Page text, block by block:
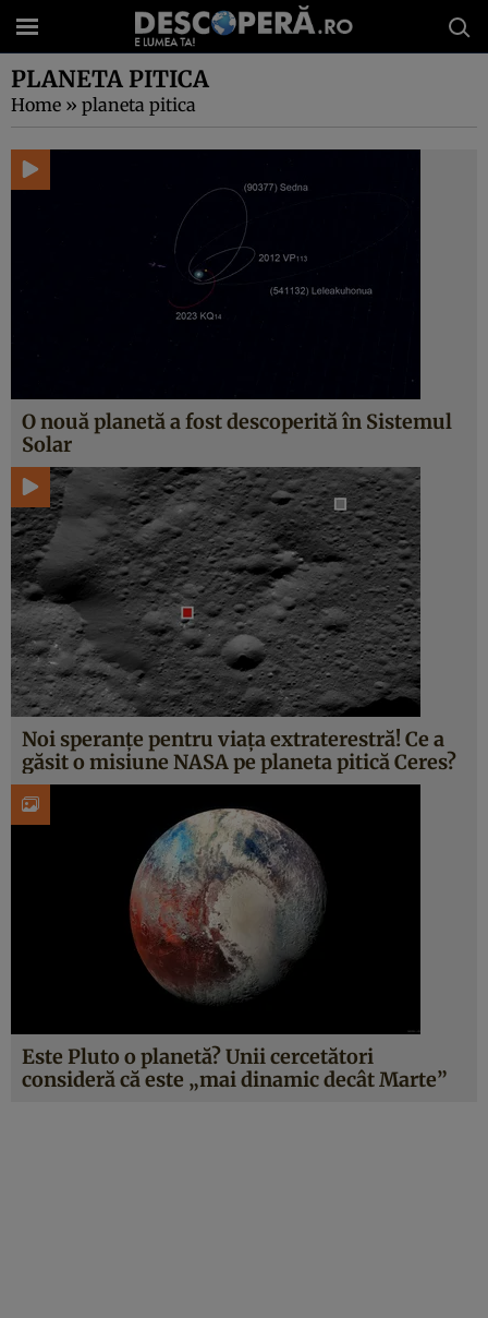
PLANETA PITICA
Home » planeta pitica
O nouă planetă a fost descoperită în Sistemul
Solar
Noi speranțe pentru viața extraterestră! Ce a
găsit o misiune NASA pe planeta pitică Ceres?
Este Pluto o planetă? Unii cercetători
consideră că este „mai dinamic decât Marte”